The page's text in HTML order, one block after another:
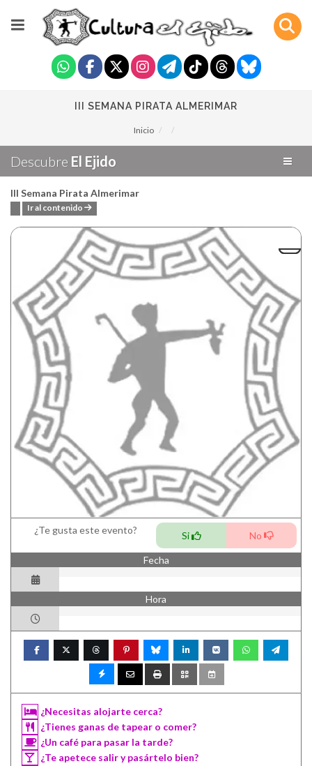
III SEMANA PIRATA ALMERIMAR
Inicio
Descubre El Ejido
III Semana Pirata Almerimar
Ir al contenido
¿Te gusta este evento? Si No
Fecha
Hora
¿Necesitas alojarte cerca?
¿Tienes ganas de tapear o comer?
¿Un café para pasar la tarde?
¿Te apetece salir y pasártelo bien?